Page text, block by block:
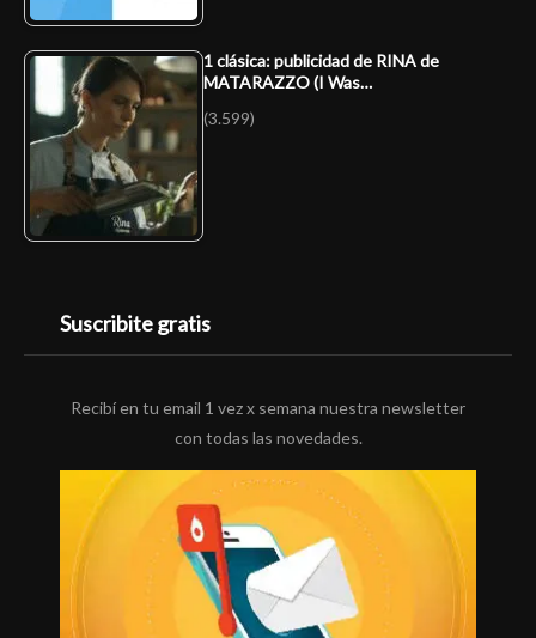
1 clásica: publicidad de RINA de
MATARAZZO (I Was…
(3.599)
Suscribite gratis
Recibí en tu email 1 vez x semana nuestra newsletter
con todas las novedades.